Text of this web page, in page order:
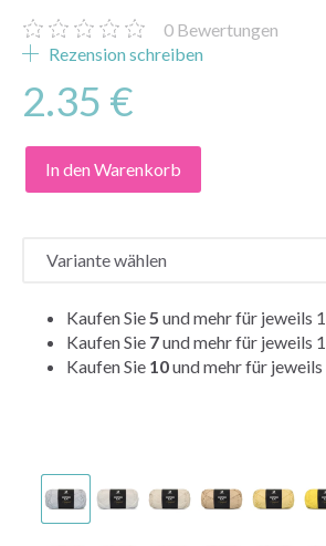
0 Bewertungen
Rezension schreiben
2.35 €
In den Warenkorb
Kaufen Sie 5 und mehr für jeweils
Kaufen Sie 7und mehr für jeweils
Kaufen Sie 10und mehr für jeweils